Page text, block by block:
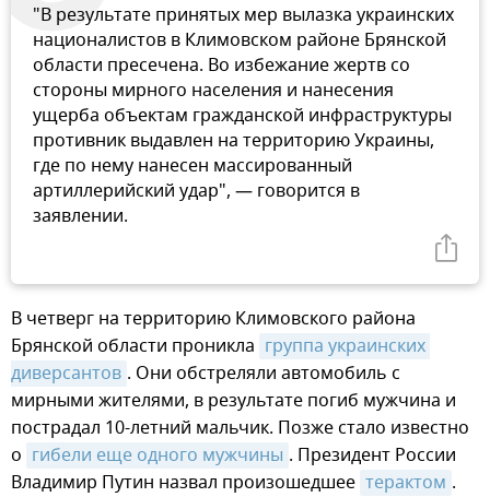
"В результате принятых мер вылазка украинских
националистов в Климовском районе Брянской
области пресечена. Во избежание жертв со
стороны мирного населения и нанесения
ущерба объектам гражданской инфраструктуры
противник выдавлен на территорию Украины,
где по нему нанесен массированный
артиллерийский удар", — говорится в
заявлении.
В четверг на территорию Климовского района
Брянской области проникла группа украинских
диверсантов . Они обстреляли автомобиль с
мирными жителями, в результате погиб мужчина и
пострадал 10-летний мальчик. Позже стало известно
о гибели еще одного мужчины . Президент России
Владимир Путин назвал произошедшее терактом .